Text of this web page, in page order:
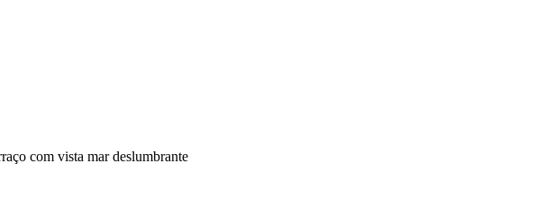
com vista mar deslumbrante